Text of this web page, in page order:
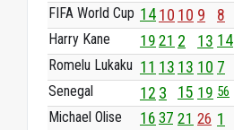
FIFA World Cup 14 10 10 9 8
Harry Kane 19 21 2 13 14
Romelu Lukaku 11 13 13 10 7
Senegal 12 3 15 19 56
Michael Olise 16 37 21 26 1